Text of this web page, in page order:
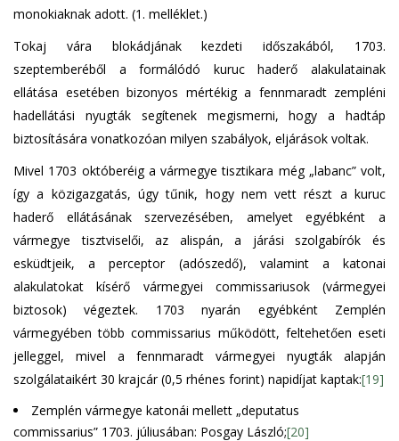
monokiaknak adott. (1. melléklet.)
Tokaj vára blokádjának kezdeti időszakából, 1703.
szeptemberéből a formálódó kuruc haderő alakulatainak
ellátása esetében bizonyos mértékig a fennmaradt zempléni
hadellátási nyugták segítenek megismerni, hogy a hadtáp
biztosítására vonatkozóan milyen szabályok, eljárások voltak.
Mivel 1703 októberéig a vármegye tisztikara még „labanc” volt,
így a közigazgatás, úgy tűnik, hogy nem vett részt a kuruc
haderő ellátásának szervezésében, amelyet egyébként a
vármegye tisztviselői, az alispán, a járási szolgabírók és
esküdtjeik, a perceptor (adószedő), valamint a katonai
alakulatokat kísérő vármegyei commissariusok (vármegyei
biztosok) végeztek. 1703 nyarán egyébként Zemplén
vármegyében több commissarius működött, feltehetően eseti
jelleggel, mivel a fennmaradt vármegyei nyugták alapján
szolgálataikért 30 krajcár (0,5 rhénes forint) napidíjat kaptak:[19]
Zemplén vármegye katonái mellett „deputatus
commissarius” 1703. júliusában: Posgay László;[20]